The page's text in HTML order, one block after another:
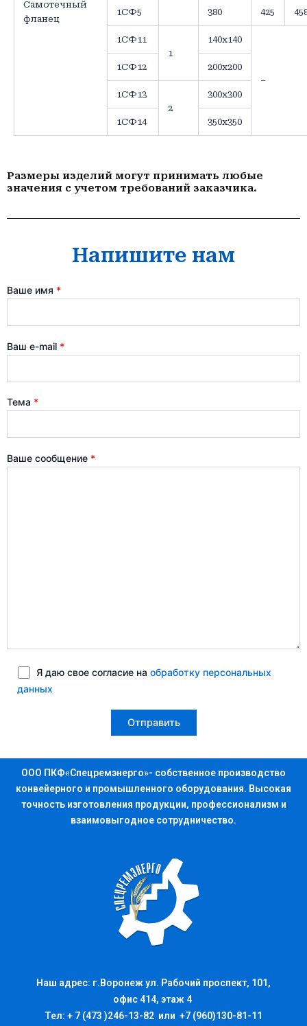
Самотечный
фланец
1СФ5 380 425
1СФ11
1
140х140
–
1СФ12 200х200
1СФ13
2
300х300
1СФ14 350х350
Размеры изделий могут принимать любые
значения с учетом требований заказчика.
Напишите нам
Ваше имя *
Ваш e-mail *
Тема *
Ваше сообщение *
Я даю свое согласие на обработку персональных
данных
ООО ПКФ«Спецремэнерго»- собственное производство
конвейерного и промышленного оборудования. Высокая
точность изготовления продукции, профессионализм и
взаимовыгодное сотрудничество.
Наш адрес: г.Воронеж ул. Рабочий проспект, 101,
офис 414, этаж 4
Тел: + 7 (473 )246-13-82 или +7 (960)130-81-11